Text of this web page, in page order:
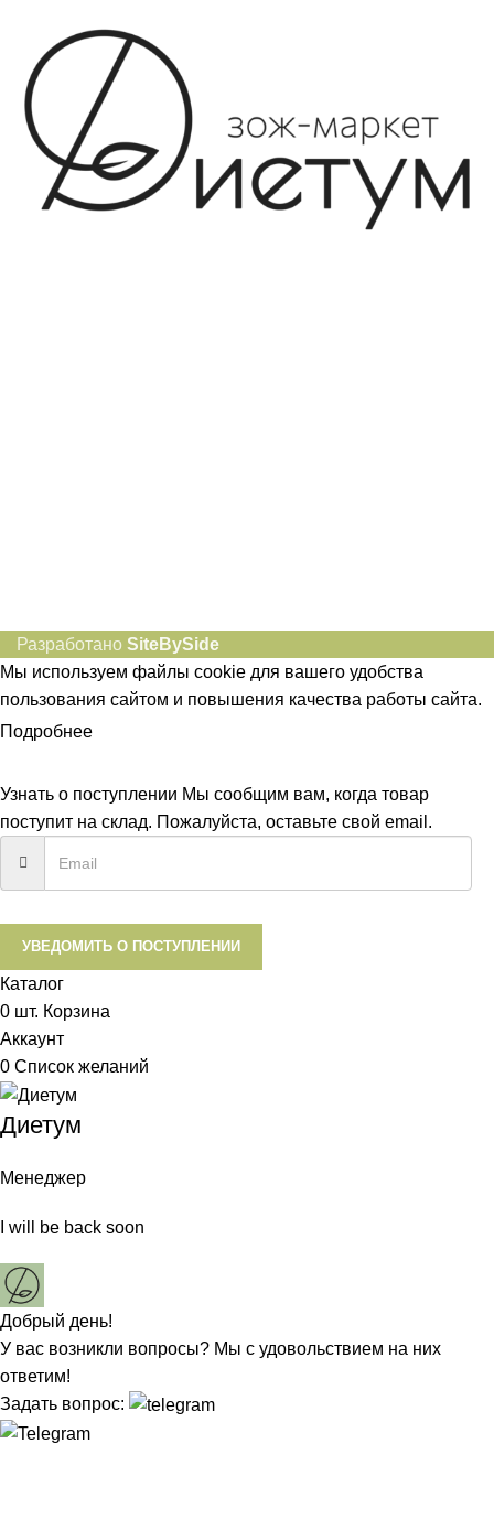
Разработано SiteBySide
Мы используем файлы cookie для вашего удобства
пользования сайтом и повышения качества работы сайта.
Подробнее
Узнать о поступлении Мы сообщим вам, когда товар
поступит на склад. Пожалуйста, оставьте свой email.
УВЕДОМИТЬ О ПОСТУПЛЕНИИ
Каталог
0 шт. Корзина
Аккаунт
0 Список желаний
Диетум
Менеджер
I will be back soon
Добрый день!
У вас возникли вопросы? Мы с удовольствием на них
ответим!
Задать вопрос: